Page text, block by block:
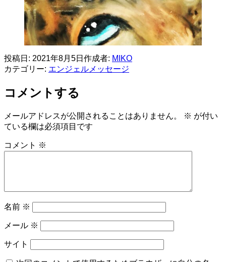
投稿日: 2021年8月5日 作成者: MIKO
カテゴリー: エンジェルメッセージ
コメントする
メールアドレスが公開されることはありません。 ※ が付い
ている欄は必須項目です
コメント ※
名前 ※
メール ※
サイト